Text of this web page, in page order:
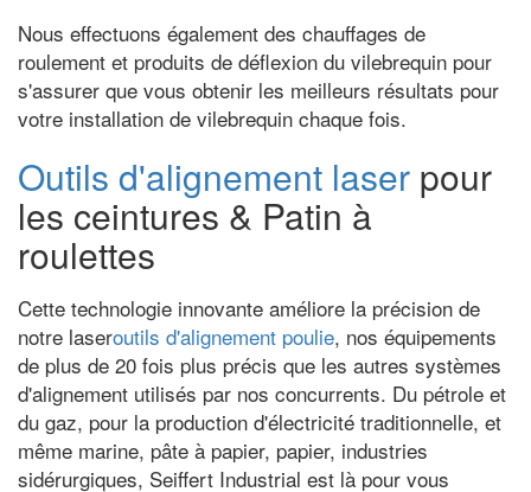
Nous effectuons également des chauffages de
roulement et produits de déflexion du vilebrequin pour
s'assurer que vous obtenir les meilleurs résultats pour
votre installation de vilebrequin chaque fois.
Outils d'alignement laser pour
les ceintures & Patin à
roulettes
Cette technologie innovante améliore la précision de
notre laseroutils d'alignement poulie, nos équipements
de plus de 20 fois plus précis que les autres systèmes
d'alignement utilisés par nos concurrents. Du pétrole et
du gaz, pour la production d'électricité traditionnelle, et
même marine, pâte à papier, papier, industries
sidérurgiques, Seiffert Industrial est là pour vous